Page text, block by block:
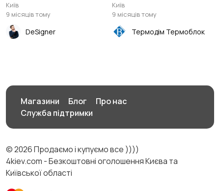
Київ
9 місяців тому
DeSigner
Київ
9 місяців тому
Термодім Термоблок
Магазини Блог
Про нас
Служба підтримки
© 2026 Продаємо і купуємо все ))))
4kiev.com - Безкоштовні оголошення Києва та
Київської області